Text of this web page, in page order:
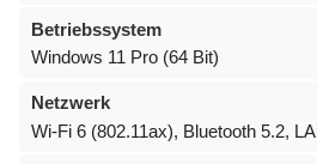
Betriebssystem
Windows 11 Pro (64 Bit)
Netzwerk
Wi-Fi 6 (802.11ax), Bluetooth 5.2,